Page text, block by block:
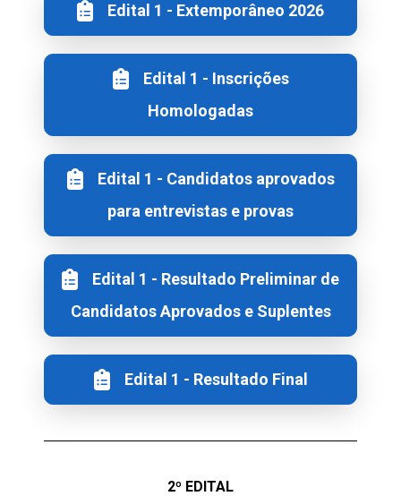
Edital 1 - Extemporâneo 2026
Edital 1 - Inscrições
Homologadas
Edital 1 - Candidatos aprovados
para entrevistas e provas
Edital 1 - Resultado Preliminar de
Candidatos Aprovados e Suplentes
Edital 1 - Resultado Final
2º EDITAL